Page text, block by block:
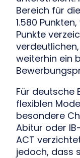
Bereich für
1.580
Punkte
weiterhin ein
Für deutsche
flexiblen
besondere
Abitur oder
ACT
jedoch, dass